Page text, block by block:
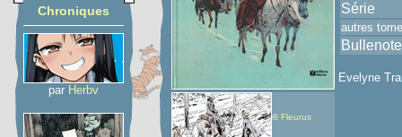
Chroniques
par Herbv
© Fleurus
Série
autres
Bullenote
Evelyne